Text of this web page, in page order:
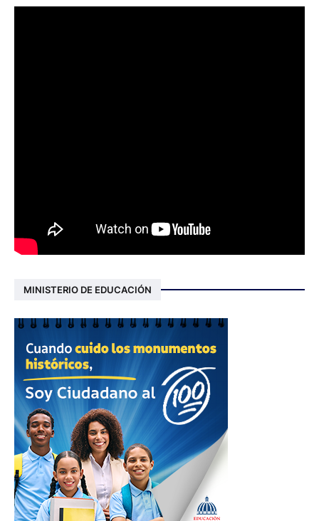
MINISTERIO DE EDUCACIÓN